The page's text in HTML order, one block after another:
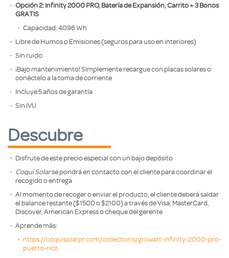
Opción 2: Infinity 2000 PRO, Batería de Expansión, Carrito + 3 Bonos
GRATIS
Capacidad: 4096 Wh
Libre de Humos o Emisiones (seguros para uso en interiores)
Sin ruido
¡Bajo mantenimiento! Simplemente recargue con placas solares o
conéctelo a la toma de corriente
Incluye 5 años de garantía
Sin IVU
Descubre
Disfrute de este precio especial con un bajo depósito
Coqui Solarse pondrá en contacto con el cliente para coordinar el
recogido o entrega
Al momento de recoger o enviar el producto, el cliente deberá saldar
el balance restante ($1500 o $2100) a través de Visa, MasterCard,
Discover, American Express o cheque del gerente
Aprende más:
https://coquisolarpr.com/collections/growatt-infinity-2000-pro-
puerto-rico